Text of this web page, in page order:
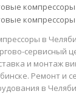
в
сервисный
и монтаж
Ремонт и
в